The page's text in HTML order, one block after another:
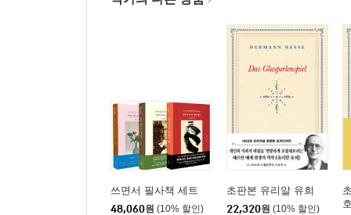
쓰면서 필사책 세트
48,060원 (10% 할인)
초판본 유리알 유희
22,320원 (10% 할인)